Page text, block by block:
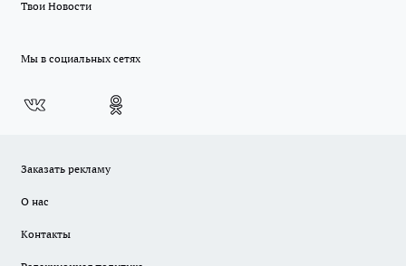
Твои Новости
Мы в социальных сетях
Заказать рекламу
О нас
Контакты